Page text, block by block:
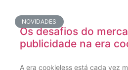
NOVIDADES
Os desafios do
publicidade na era
A era cookieless está cada vez